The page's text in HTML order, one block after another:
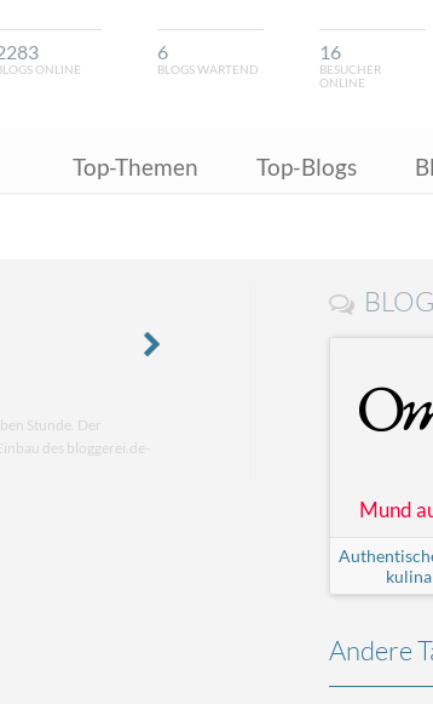
ONLINE
6
BLOGS WARTEND
16
BESUCHER
ONLINE
Top-Themen Top-Blogs
Stunde. Der
des bloggerei.de-
Mund
Andere